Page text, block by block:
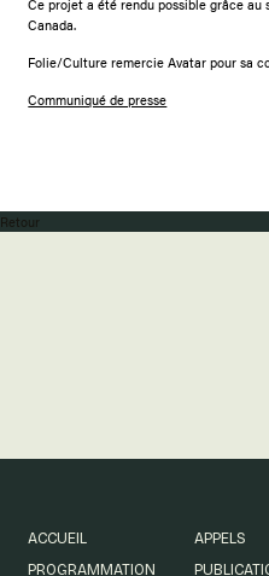
Ce projet a été rendu possible grâce
Canada.
Folie/Culture remercie Avatar pour sa
Communiqué de presse
Retour
ACCUEIL
PROGRAMMATION
APPELS